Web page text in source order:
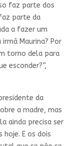
faz parte dos
parte da
a fazer um
Maurina? Por
torno dela para
esconder?”,
da
a madre, mas
ainda precisa ser
E os dois